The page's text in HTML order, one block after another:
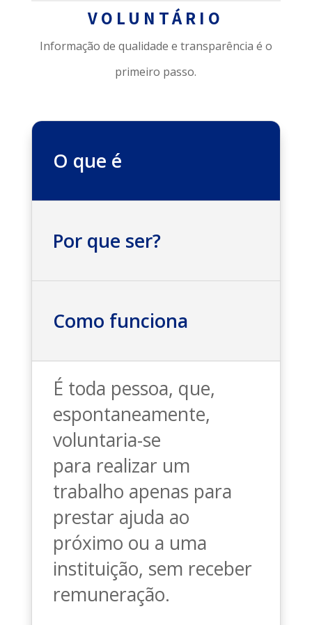
VOLUNTÁRIO
Informação de qualidade e transparência é o
primeiro passo.
O que é
Por que ser?
Como funciona
É toda pessoa, que,
espontaneamente,
voluntaria-se
para realizar um
trabalho apenas para
prestar ajuda ao
próximo ou a uma
instituição, sem receber
remuneração.